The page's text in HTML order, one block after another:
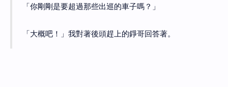
「你剛剛是要超過那些出巡的車子嗎？」
「大概吧！」我對著後頭趕上的錚哥回答著。